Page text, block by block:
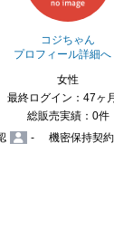
コジちゃん
プロフィール詳細へ
女性
最終ログイン：47ヶ
総販売実績：0件
- 機密保持契